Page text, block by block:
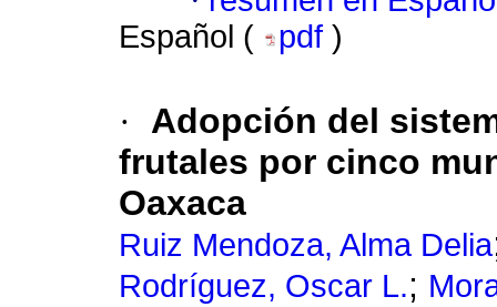
Español (
pdf )
·
Adopción del
frutales por cinco
Oaxaca
Ruiz Mendoza, Alma Delia
Rodríguez, Oscar L.;